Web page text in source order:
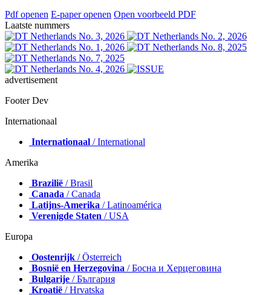
Pdf openen E-paper openen Open voorbeeld PDF
Laatste nummers
advertisement
Footer Dev
Internationaal
Internationaal / International
Amerika
Brazilië / Brasil
Canada / Canada
Latijns-Amerika / Latinoamérica
Verenigde Staten / USA
Europa
Oostenrijk / Österreich
Bosnië en Herzegovina / Босна и Херцеговина
Bulgarije / България
Kroatië / Hrvatska